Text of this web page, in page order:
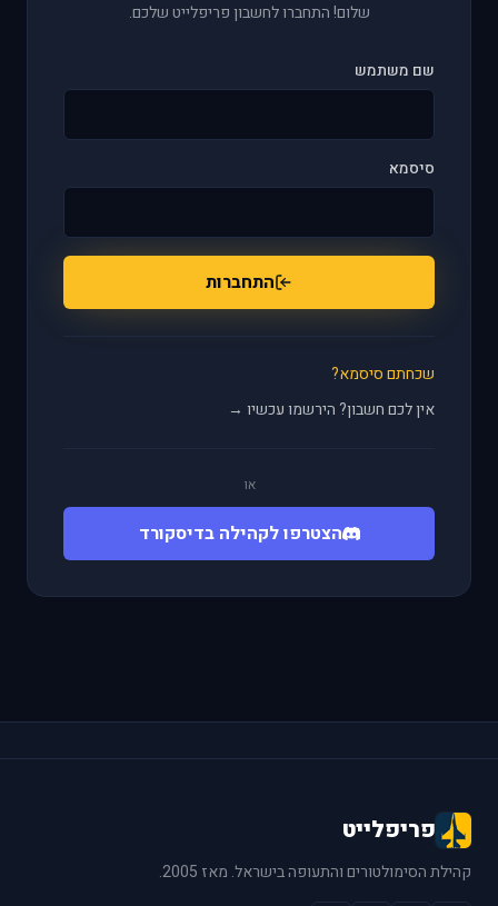
שלום! התחברו לחשבון פריפלייט שלכם.
שם משתמש
סיסמא
התחברות
שכחתם סיסמא?
אין לכם חשבון? הירשמו עכשיו →
או
הצטרפו לקהילה בדיסקורד
פריפלייט
קהילת הסימולטורים והתעופה בישראל. מאז 2005.